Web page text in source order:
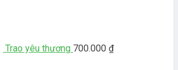
Trao yêu thương 700.000 ₫